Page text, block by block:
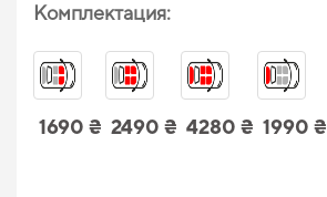
Комплектация:
1690 ₴ 2490 ₴ 4280 ₴ 1990 ₴